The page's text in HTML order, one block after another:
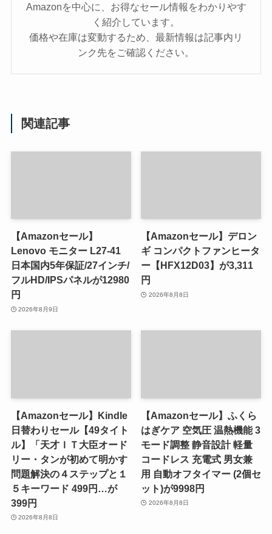
Amazonを中心に、お得なセール情報をわかりやす
く紹介しています。
価格や在庫は変動するため、最新情報は記事内リ
ンク先をご確認ください。
関連記事
【Amazonセール】
Lenovo モニター L27-41
日本国内5年保証/27インチ/
フルHD/IPSパネルが12980
円
2026年8月9日
【Amazonセール】デロン
ギ コンパクトファンヒータ
ー【HFX12D03】が3,311
円
2026年8月8日
【Amazonセール】Kindle
日替わりセール【49タイト
ル】「天才ＩＴ大臣オード
リー・タンが初めて明かす
問題解決の４ステップと１
５キーワード 499円…が
399円
2026年8月8日
【Amazonセール】ふくら
はぎケア 空気圧 温熱機能 3
モード調整 静音設計 軽量
コードレス 充電式 男女兼
用 自動オフタイマー (2個セ
ット)が9998円
2026年8月8日